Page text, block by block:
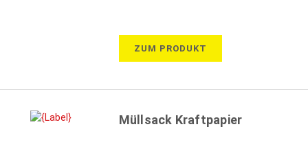
ZUM PRODUKT
Müllsack Kraftpapier